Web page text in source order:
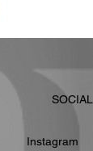
​SOCIAL
Instagram